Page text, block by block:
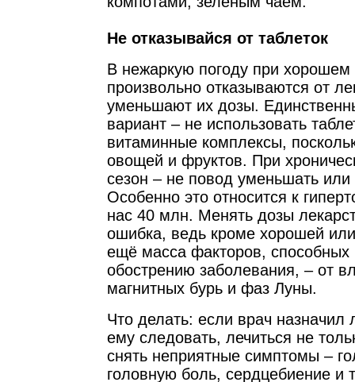
Не отказывайся от таблеток
В нежаркую погоду при
произвольно отказываются от
уменьшают их дозы.
вариант – не использовать
витаминные комплексы,
овощей и фруктов. При
сезон – не повод уменьшать или
Особенно это относится к
нас 40 млн. Менять дозы
ошибка, ведь кроме хорошей
ещё масса факторов, способных
обострению заболевания, – от
магнитных бурь и фаз Луны.
Что делать: если врач назначил
ему следовать, лечиться не
снять неприятные симптомы –
головную боль, сердцебиение и